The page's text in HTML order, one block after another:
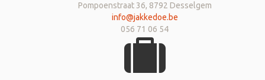
Pompoenstraat 36, 8792 Desselgem
info@jakkedoe.be
056 71 06 54